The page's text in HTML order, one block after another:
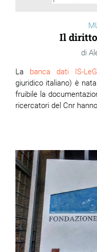
Il
La banca dati IS-LeGI
giuridico italiano) è
fruibile la
ricercatori del Cnr